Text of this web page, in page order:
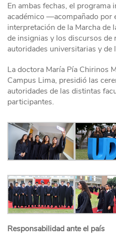
En ambas fechas, el
académico —acompañado por
interpretación de la Marcha
de insignias y los discursos de
autoridades universitarias y de
La doctora María Pía Chirinos
Campus Lima, presidió las
autoridades de las distintas
participantes.
Responsabilidad ante el país